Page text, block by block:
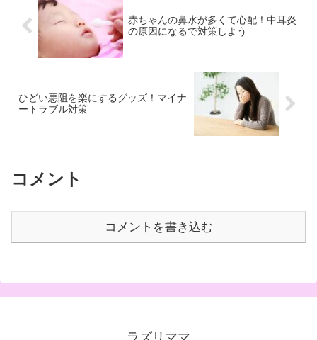
赤ちゃんの鼻水が多くて心配！中耳炎
の原因になるで対策しよう
ひどい悪阻を楽にするグッズ！マイナ
ートラブル対策
コメント
コメントを書き込む